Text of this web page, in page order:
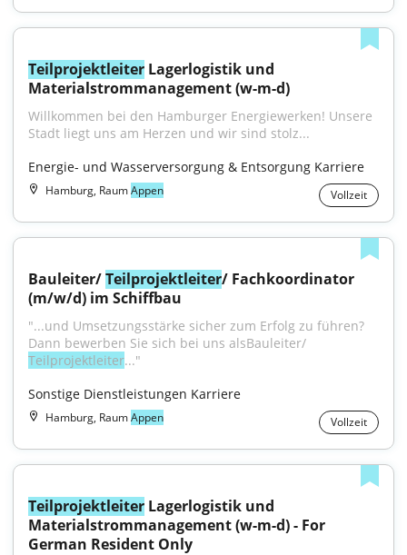
Teilprojektleiter Lagerlogistik und
Materialstrommanagement (w-m-d)
Willkommen bei den Hamburger Energiewerken! Unsere
Stadt liegt uns am Herzen und wir sind stolz...
Energie- und Wasserversorgung & Entsorgung Karriere
Hamburg, RaumAppen Vollzeit
Bauleiter/ Teilprojektleiter/ Fachkoordinator
(m/w/d) im Schiffbau
"...und Umsetzungsstärke sicher zum Erfolg zu führen?
Teilprojektleiter..."
Sonstige Dienstleistungen Karriere
Hamburg, RaumAppen Vollzeit
Teilprojektleiter Lagerlogistik und
Materialstrommanagement (w-m-d) - For
German Resident Only